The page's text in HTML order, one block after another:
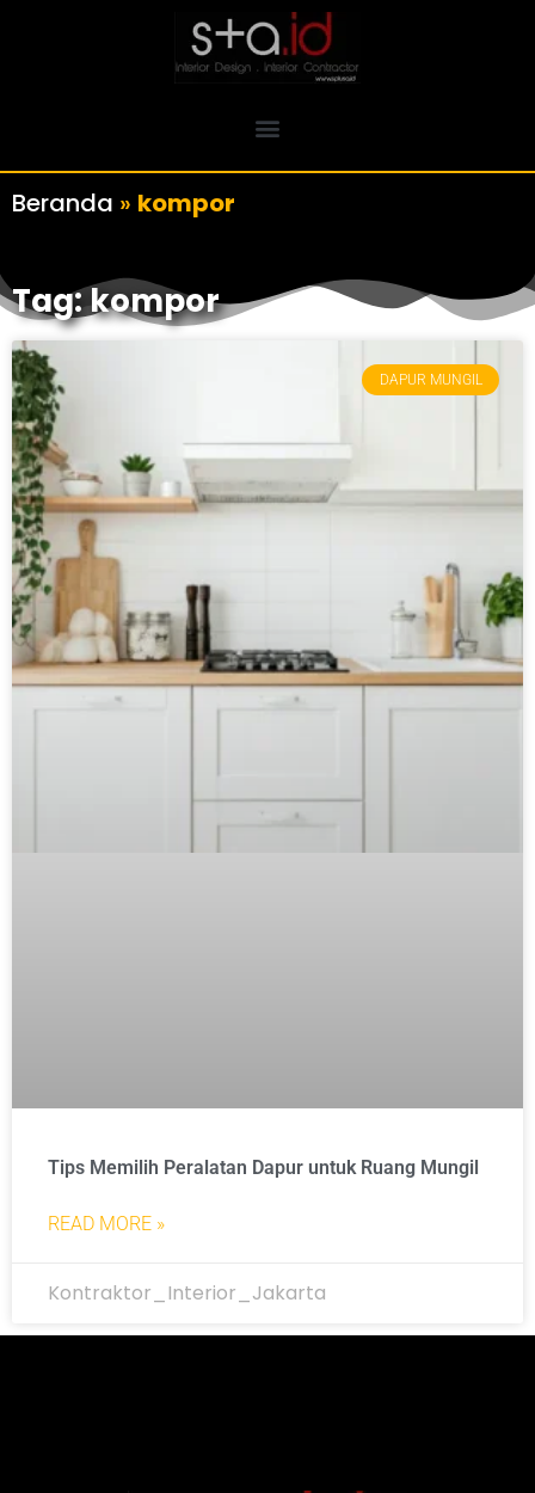
Beranda » kompor
Tag: kompor
DAPUR MUNGIL
Tips Memilih Peralatan Dapur untuk Ruang Mungil
READ MORE »
Kontraktor_Interior_Jakarta